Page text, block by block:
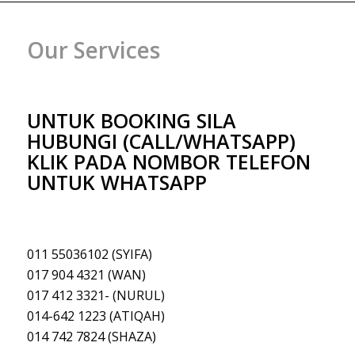
Our Services
UNTUK BOOKING SILA
HUBUNGI (CALL/WHATSAPP)
KLIK PADA NOMBOR TELEFON
UNTUK WHATSAPP
011 55036102 (SYIFA)
017 904 4321 (WAN)
017 412 3321- (NURUL)
014-642 1223 (ATIQAH)
014 742 7824 (SHAZA)